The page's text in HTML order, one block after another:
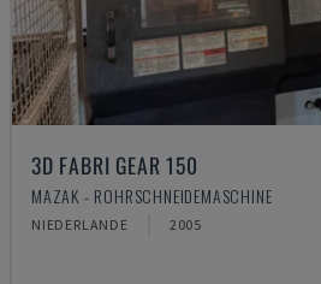
3D FABRI GEAR 150
MAZAK - ROHRSCHNEIDEMASCHINE
NIEDERLANDE 2005